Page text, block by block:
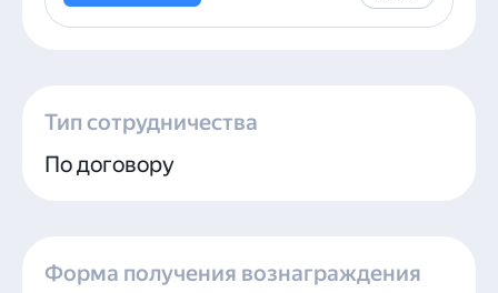
Тип сотрудничества
По договору
Форма получения вознаграждения